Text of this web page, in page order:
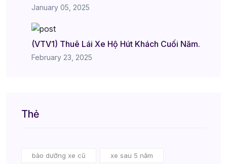
January 05, 2025
(VTV1) Thuê Lái Xe Hộ Hút Khách Cuối Năm.
February 23, 2025
Thẻ
bảo dưỡng xe cũ xe sau 5 năm